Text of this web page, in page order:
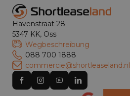
Havenstraat 28
5347 KK, Oss
Wegbeschreibung
088 700 1888
commercie@shortleaseland.nl